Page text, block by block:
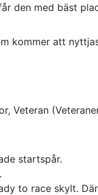
den med bäst
kommer att
Veteran
startspår.
to race skylt.